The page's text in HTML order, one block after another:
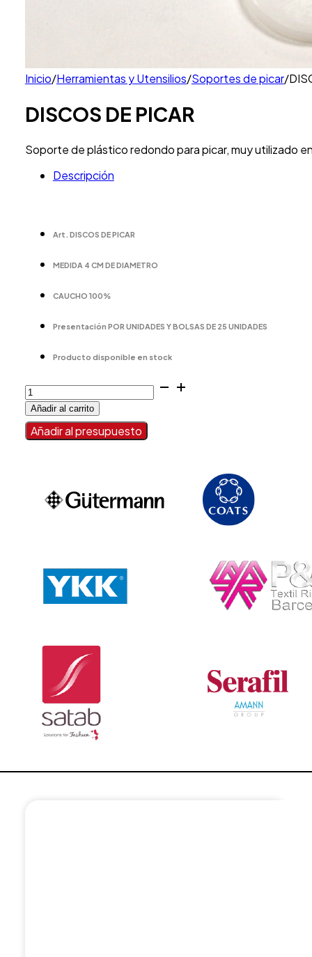
Inicio/Herramientas y Utensilios/Soportes de picar/
DISCOS DE PICAR
Soporte de plástico redondo para picar, muy utilizado
Descripción
Art. DISCOS DE PICAR
MEDIDA 4 CM DE DIAMETRO
CAUCHO 100%
Presentación POR UNIDADES Y BOLSAS DE 25 UNIDADES
Producto disponible en stock
DISCOS
DE
PICAR
cantidad
Añadir al carrito
Añadir al presupuesto